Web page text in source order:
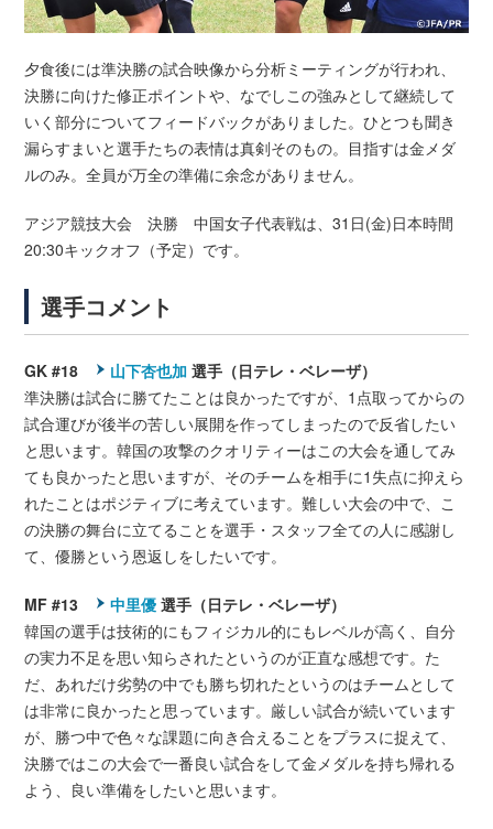
夕食後には準決勝の試合映像から分析ミーティングが行われ、
決勝に向けた修正ポイントや、なでしこの強みとして継続して
いく部分についてフィードバックがありました。ひとつも聞き
漏らすまいと選手たちの表情は真剣そのもの。目指すは金メダ
ルのみ。全員が万全の準備に余念がありません。
アジア競技大会 決勝 中国女子代表戦は、31日(金)日本時間
20:30キックオフ（予定）です。
選手コメント
GK #18 山下杏也加 選手（日テレ・ベレーザ）
準決勝は試合に勝てたことは良かったですが、1点取ってからの
試合運びが後半の苦しい展開を作ってしまったので反省したい
と思います。韓国の攻撃のクオリティーはこの大会を通してみ
ても良かったと思いますが、そのチームを相手に1失点に抑えら
れたことはポジティブに考えています。難しい大会の中で、こ
の決勝の舞台に立てることを選手・スタッフ全ての人に感謝し
て、優勝という恩返しをしたいです。
MF #13 中里優 選手（日テレ・ベレーザ）
韓国の選手は技術的にもフィジカル的にもレベルが高く、自分
の実力不足を思い知らされたというのが正直な感想です。た
だ、あれだけ劣勢の中でも勝ち切れたというのはチームとして
は非常に良かったと思っています。厳しい試合が続いています
が、勝つ中で色々な課題に向き合えることをプラスに捉えて、
決勝ではこの大会で一番良い試合をして金メダルを持ち帰れる
よう、良い準備をしたいと思います。